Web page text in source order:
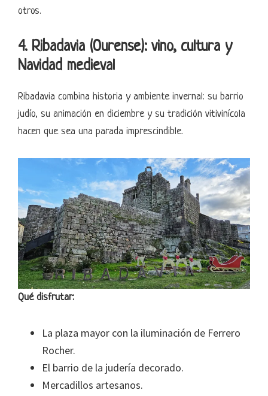
otros.
4. Ribadavia (Ourense): vino, cultura y
Navidad medieval
Ribadavia combina historia y ambiente invernal: su barrio
judío, su animación en diciembre y su tradición vitivinícola
hacen que sea una parada imprescindible.
Qué disfrutar:
La plaza mayor con la iluminación de Ferrero
Rocher.
El barrio de la judería decorado.
Mercadillos artesanos.